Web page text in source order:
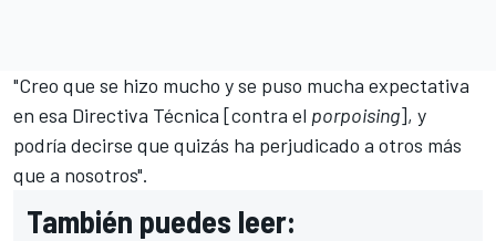
"Creo que se hizo mucho y se puso mucha expectativa
en esa Directiva Técnica [contra el porpoising], y
podría decirse que quizás ha perjudicado a otros más
que a nosotros".
También puedes leer: